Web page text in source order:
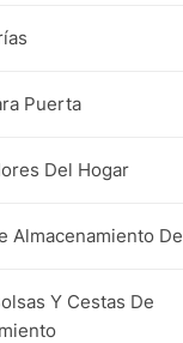
Puerta
Del Hogar
Almacenamiento
Y Cestas De